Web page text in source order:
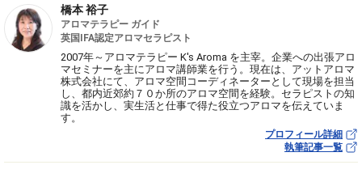
橋本 裕子
アロマテラピー ガイド
英国IFA認定アロマセラピスト
2007年～アロマテラピー K's Aroma を主宰。企業への出張アロ
マセミナーを主にアロマ講師業を行う。現在は、アットアロマ
株式会社にて、アロマ空間コーディネーターとして現場を担当
し、都内近郊約７０か所のアロマ空間を経験。セラピストの知
識を活かし、実生活と仕事で得た役立つアロマを伝えていま
す。
プロフィール詳細
執筆記事一覧